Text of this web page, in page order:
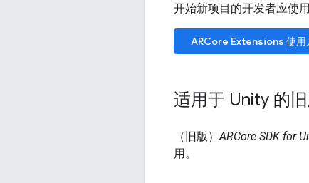
开始新项目的开发者应使
ARCore Extensions 使用
适用于 Unity 的旧
（旧版）ARCore SDK for
用。